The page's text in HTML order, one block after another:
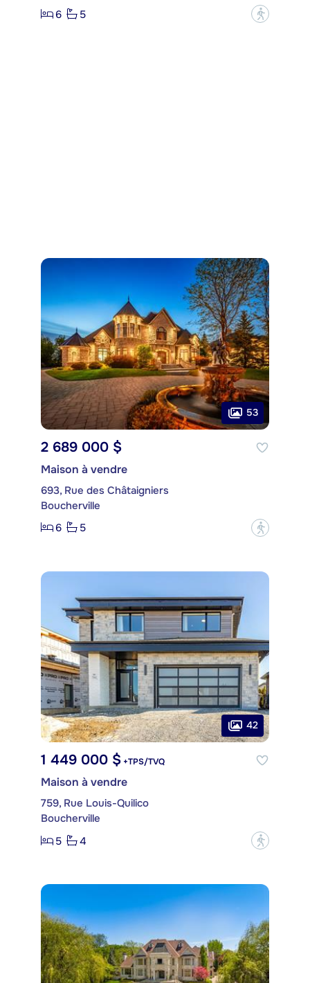
6
5 ?
53
2 689 000 $
Maison à vendre
693, Rue des Châtaigniers
Boucherville
6
5 ?
42
1 449 000 $ +TPS/TVQ
Maison à vendre
759, Rue Louis-Quilico
Boucherville
5
4 ?